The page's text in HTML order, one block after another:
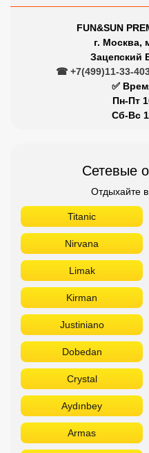
FUN&SUN
г. Москва,
Зацепский
☎ +7(499)11-33-
✅
Пн-Пт
Сб-Вс
Сетевые
Отдыхайте
Titanic
Nirvana
Limak
Kirman
Justiniano
Dobedan
Crystal
Aydınbey
Armas